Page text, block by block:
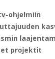
ohjelmiin
projektit